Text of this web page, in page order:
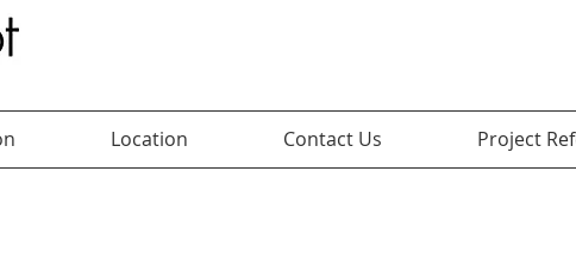
Location Contact Us Project